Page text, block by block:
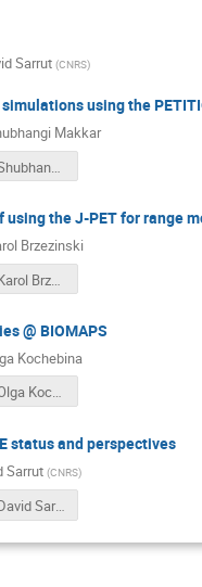
Sarrut (CNRS)
using the
Makkar
Talk09 - Shubhangi Makkar.pdf
using the J-PET for range
Brzezinski
Talk10 - Karol Brzezinski.pdf
@ BIOMAPS
Kochebina
Talk11 - Olga Kochebina.pdf
status and perspectives
Sarrut (CNRS)
Talk12 - David Sarrut.pptx